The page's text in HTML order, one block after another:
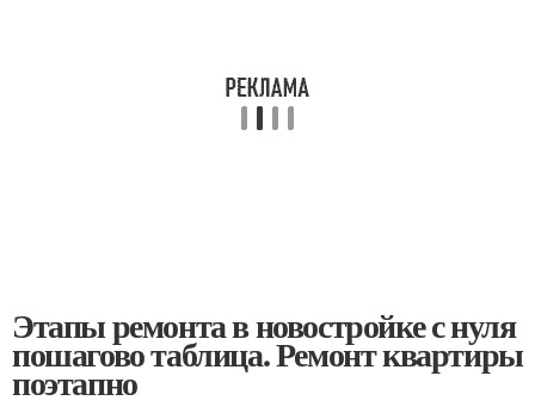
Этапы ремонта в новостройке с нуля
пошагово таблица. Ремонт квартиры
поэтапно